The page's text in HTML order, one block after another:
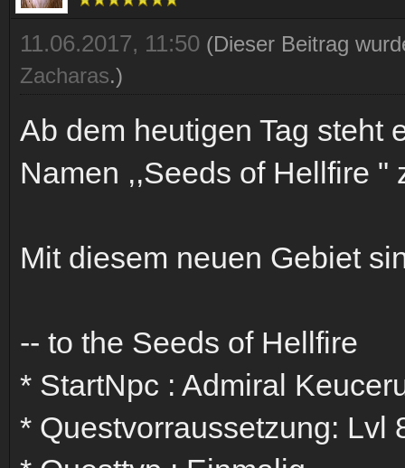
11.06.2017, 11:50 (Dieser Beitrag
Zacharas.)
Ab dem heutigen Tag steht
Namen ,,Seeds of Hellfire "
Mit diesem neuen Gebiet
-- to the Seeds of Hellfire
* StartNpc : Admiral
* Questvorraussetzung: Lvl